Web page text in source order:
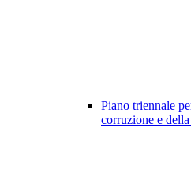
Piano triennale
corruzione e della